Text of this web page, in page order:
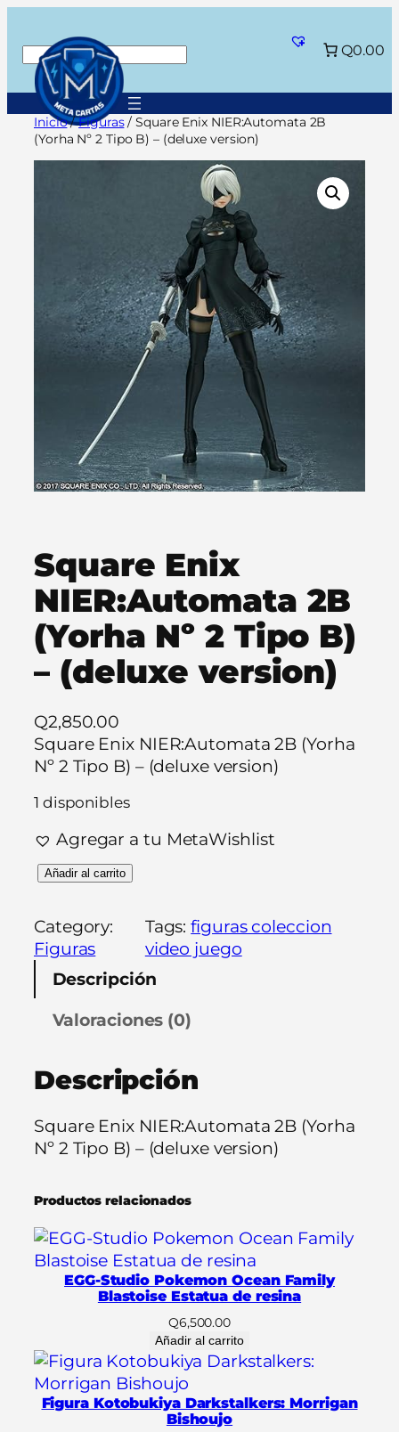
contenido
Buscar Q0.00
Inicio/Figuras/ Square Enix NIER:Automata 2B
(Yorha Nº 2 Tipo B) – (deluxe version)
Square Enix
NIER:Automata 2B
(Yorha Nº 2 Tipo B)
– (deluxe version)
Q2,850.00
Square Enix NIER:Automata 2B (Yorha
Nº 2 Tipo B) – (deluxe version)
1 disponibles
Agregar a tu MetaWishlist
u
a
r
x
I
E
A
u
t
a
2
B
Añadir al carrito
Category:
Figuras
Tags:figuras coleccion
video juego
Descripción
Valoraciones (0)
Descripción
Square Enix NIER:Automata 2B (Yorha
Nº 2 Tipo B) – (deluxe version)
Productos relacionados
EGG-Studio Pokemon Ocean Family
Blastoise Estatua de resina
Q6,500.00
Añadir al carrito
Figura Kotobukiya Darkstalkers: Morrigan
Bishoujo